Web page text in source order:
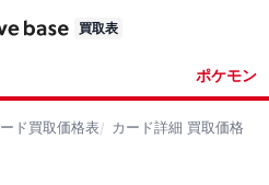
買取表
ポケモン
ド買取価格表 カード詳細 買取価格